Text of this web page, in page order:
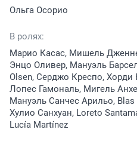
Ольга Осорио
В ролях:
Марио Касас, Мишель
Энцо Оливер, Мануэль
Olsen, Серджо Креспо,
Лопес Гамональ, Мигель
Мануэль Санчес Арильо, Blas
Хулио Санхуан, Loreto
Lucía Martínez